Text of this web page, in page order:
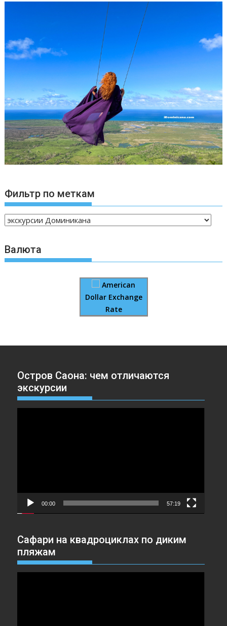
Фильтр по меткам
Валюта
American
Dollar Exchange
Rate
Остров Саона: чем отличаются
экскурсии
00:00 57:19
Сафари на квадроциклах по диким
пляжам